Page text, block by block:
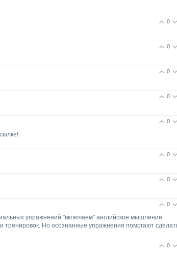
0
0
0
0
0
0
0
0
упражнений "включаем" английское мышление.
тренировок. Но осознанные упражнения помогают
0